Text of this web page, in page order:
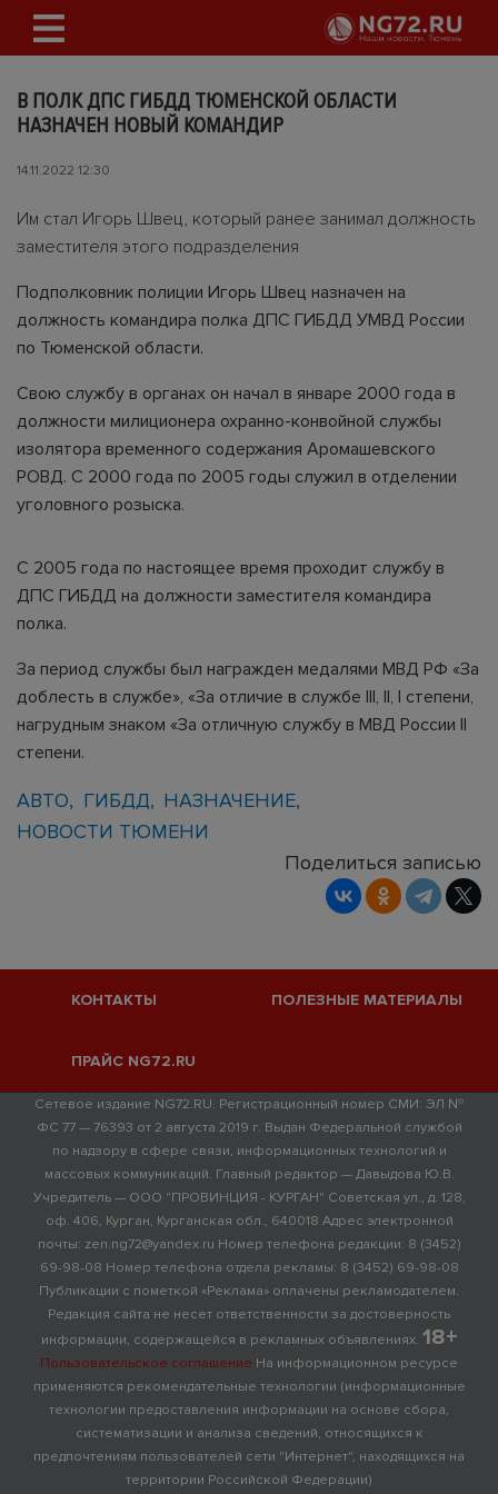
В ПОЛК ДПС ГИБДД ТЮМЕНСКОЙ ОБЛАСТИ
НАЗНАЧЕН НОВЫЙ КОМАНДИР
14.11.2022 12:30
Им стал Игорь Швец, который ранее занимал должность
заместителя этого подразделения
Подполковник полиции Игорь Швец назначен на
должность командира полка ДПС ГИБДД УМВД России
по Тюменской области.
Свою службу в органах он начал в январе 2000 года в
должности милиционера охранно-конвойной службы
изолятора временного содержания Аромашевского
РОВД. С 2000 года по 2005 годы служил в отделении
уголовного розыска.
С 2005 года по настоящее время проходит службу в
ДПС ГИБДД на должности заместителя командира
полка.
За период службы был награжден медалями МВД РФ «За
доблесть в службе», «За отличие в службе III, II, I степени,
нагрудным знаком «За отличную службу в МВД России II
степени.
АВТО ГИБДД
НАЗНАЧЕНИЕ
НОВОСТИ ТЮМЕНИ
Поделиться записью
КОНТАКТЫ ПОЛЕЗНЫЕ МАТЕРИАЛЫ
ПРАЙС NG72.RU
Сетевое издание NG72.RU. Регистрационный номер СМИ: ЭЛ №
ФС 77 — 76393 от 2 августа 2019 г. Выдан Федеральной службой
по надзору в сфере связи, информационных технологий и
массовых коммуникаций. Главный редактор — Давыдова Ю.В.
Учредитель — ООО "ПРОВИНЦИЯ - КУРГАН" Советская ул., д. 128,
оф. 406, Курган, Курганская обл., 640018 Адрес электронной
почты: zen.ng72@yandex.ru Номер телефона редакции: 8 (3452)
69-98-08 Номер телефона отдела рекламы: 8 (3452) 69-98-08
Публикации с пометкой «Реклама» оплачены рекламодателем.
Редакция сайта не несет ответственности за достоверность
информации, содержащейся в рекламных объявлениях. 18+
Пользовательское соглашение На информационном ресурсе
применяются рекомендательные технологии (информационные
технологии предоставления информации на основе сбора,
систематизации и анализа сведений, относящихся к
предпочтениям пользователей сети "Интернет", находящихся на
территории Российской Федерации)